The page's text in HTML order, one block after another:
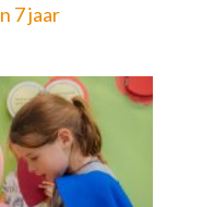
7 jaar